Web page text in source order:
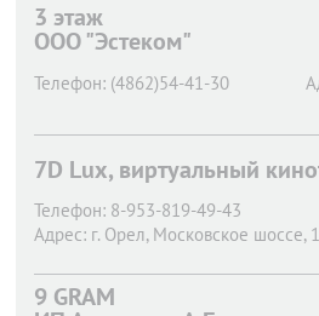
3 этаж
ООО "Эстеком"
Телефон: (4862)54-41-30
7D Lux, виртуальный
Телефон: 8-953-819-49-43
Адрес: г. Орел, Московское шоссе,
9 GRAM